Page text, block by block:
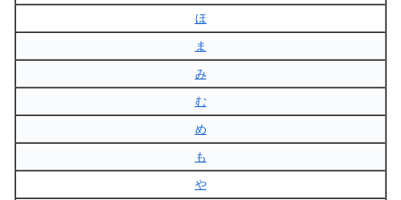
ほ
ま
み
む
め
も
や